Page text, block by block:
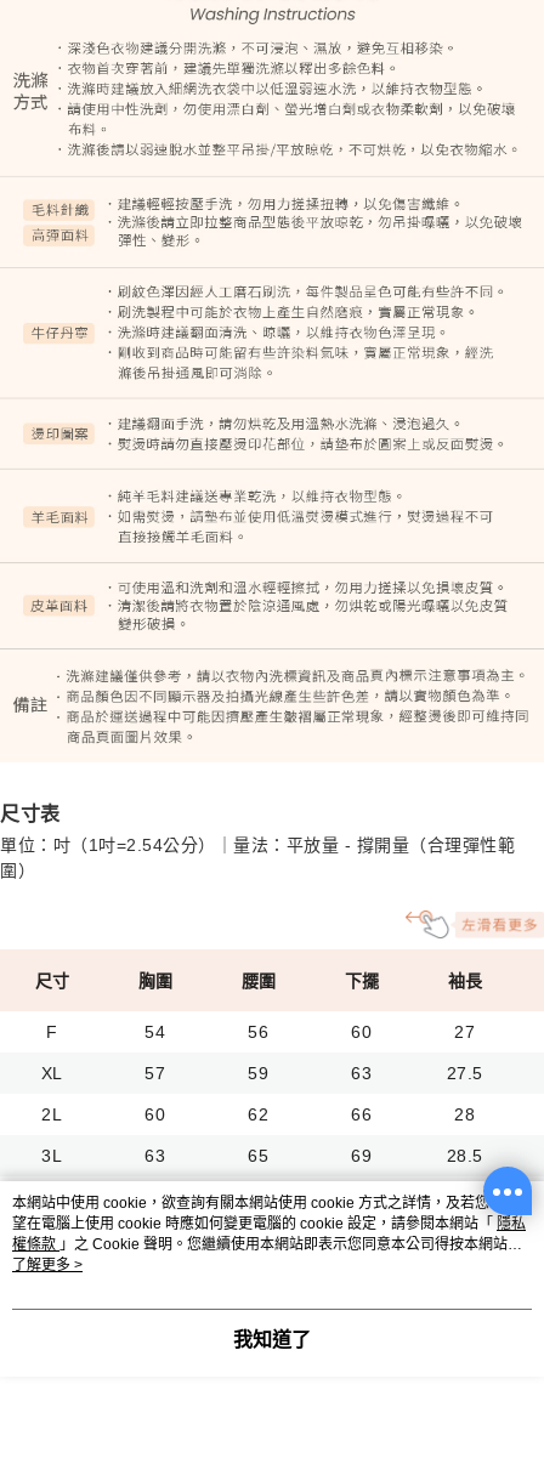
尺寸表
單位：吋（1吋=2.54公分）｜量法：平放量 - 撐開量（合理彈性範
圍）
尺寸 胸圍 腰圍 下擺 袖長
F 54 56 60 27
XL 57 59 63 27.5
2L 60 62 66 28
3L 63 65 69 28.5
試穿報告
本網站中使用 cookie，欲查詢有關本網站使用 cookie 方式之詳情，及若您不希
望在電腦上使用 cookie 時應如何變更電腦的 cookie 設定，請參閱本網站「 隱私
權條款 」之 Cookie 聲明。您繼續使用本網站即表示您同意本公司得按本網站使
用條款之 Cookie 聲明使用 cookie。
了解更多 >
我知道了